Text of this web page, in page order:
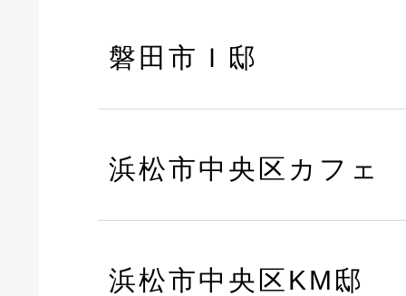
磐田市Ｉ邸
浜松市中央区カフェ
浜松市中央区KM邸